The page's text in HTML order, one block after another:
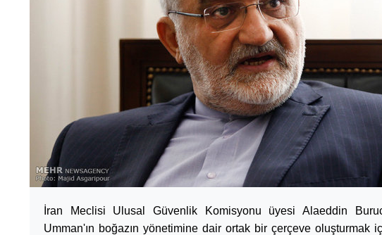
İran Meclisi Ulusal Güvenlik Komisyonu üyesi Alaeddin
Umman'ın boğazın yönetimine dair ortak bir çerçeve oluşturmak